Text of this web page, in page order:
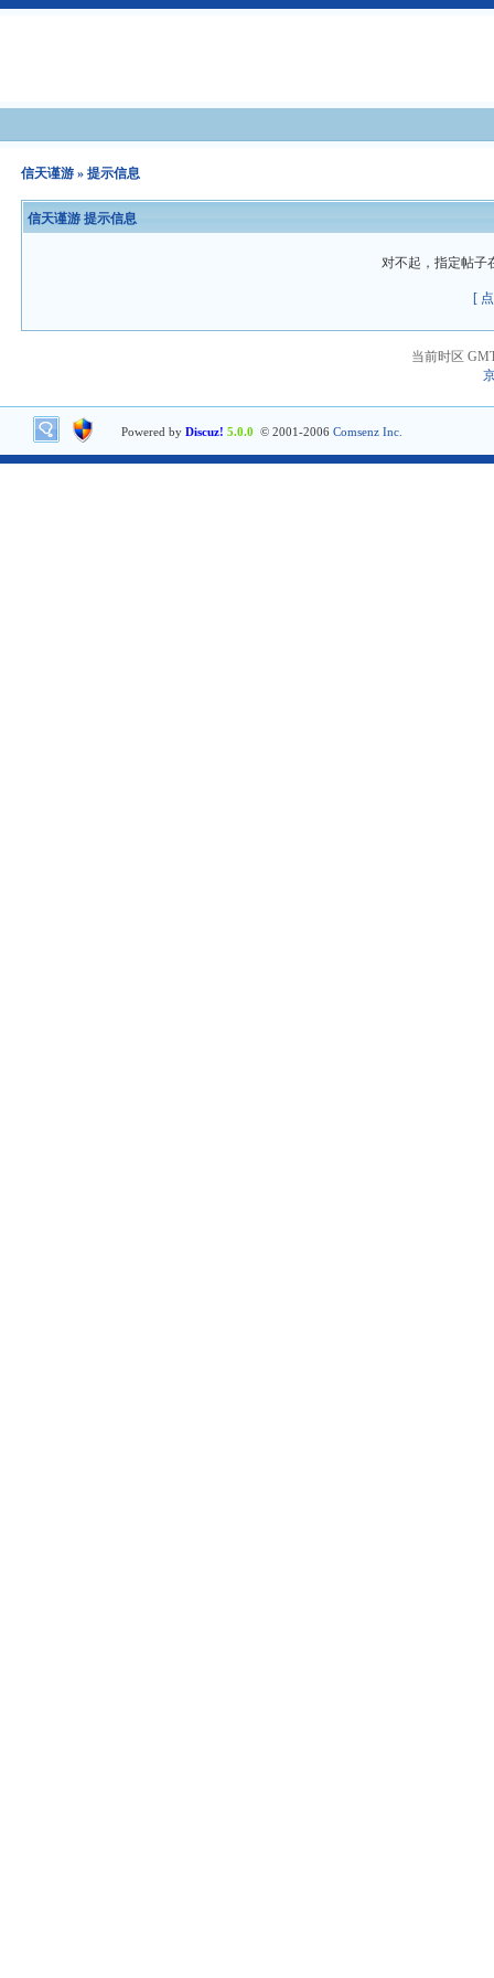
信天谨游 » 提示信息
信天谨游 提示信息
对不起，指定帖子
[
当前时区
Powered by Discuz! 5.0.0 © 2001-2006 Comsenz Inc.